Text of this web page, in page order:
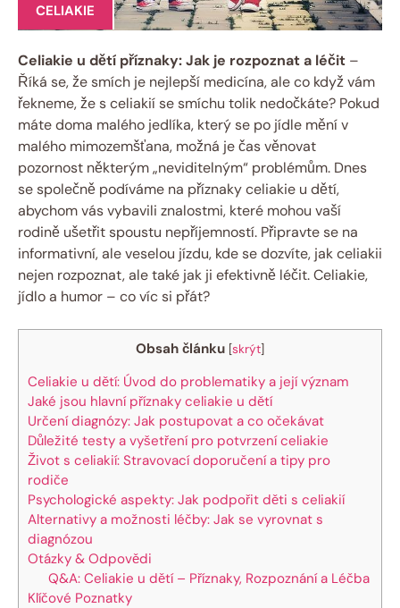
CELIAKIE
Celiakie u dětí příznaky: Jak je rozpoznat a léčit –
Říká se, že smích je nejlepší medicína, ale co když vám
řekneme, že s celiakií se smíchu tolik nedočkáte? Pokud
máte doma malého jedlíka, který se po jídle mění v
malého mimozemšťana, možná je čas věnovat
pozornost některým „neviditelným“ problémům. Dnes
se společně podíváme na příznaky celiakie u dětí,
abychom vás vybavili znalostmi, které mohou vaší
rodině ušetřit spoustu nepříjemností. Připravte se na
informativní, ale veselou jízdu, kde se dozvíte, jak celiakii
nejen rozpoznat, ale také jak ji efektivně léčit. Celiakie,
jídlo a humor – co víc si přát?
Obsah článku [skrýt]
Celiakie u dětí: Úvod do problematiky a její význam
Jaké jsou hlavní příznaky celiakie u dětí
Určení diagnózy: Jak postupovat a co očekávat
Důležité testy a vyšetření pro potvrzení celiakie
Život s celiakií: Stravovací doporučení a tipy pro
rodiče
Psychologické aspekty: Jak podpořit děti s celiakií
Alternativy a možnosti léčby: Jak se vyrovnat s
diagnózou
Otázky & Odpovědi
Q&A: Celiakie u dětí – Příznaky, Rozpoznání a Léčba
Klíčové Poznatky